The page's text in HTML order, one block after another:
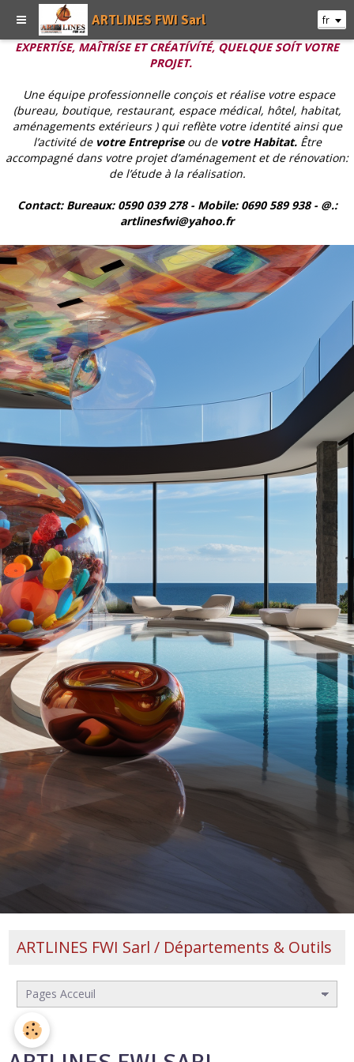
EXPERTÍSE, MAÎTRÍSE ET CRÉATÍVÍTÉ, QUELQUE SOÍT VOTRE
PROJET.
Une équipe professionnelle conçois et réalise votre espace
(bureau, boutique, restaurant, espace médical, hôtel, habitat,
aménagements extérieurs ) qui reflète votre identité ainsi que
l’activité de votre Entrepriseou de votre Habitat. Être
accompagné dans votre projet d’aménagement et de rénovation:
de l’étude à la réalisation.
Contact: Bureaux: 0590 039 278 - Mobile: 0690 589 938 - @.:
artlinesfwi@yahoo.fr
ARTLINES FWI Sarl fr
ARTLINES FWI Sarl / Départements & Outils